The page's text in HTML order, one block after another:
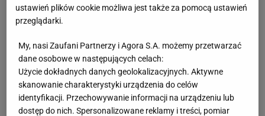
nowych rozwiązań i kilku zawodników, którzy dotąd
nie odgrywali znaczącej roli w kadrze. Podkreślał, że
nie ma lepszych okazji na takie rzeczy. Selekcjoner
dotrzymał słowa.
Choćby w starciu z Nigerią od pierwszej minuty
szansę otrzymał Kacper Potulski, dla którego był to
ustawień plików cookie możliwa jest także za pomocą ustawień
przeglądarki.
My, nasi Zaufani Partnerzy i Agora S.A. możemy przetwarzać
dane osobowe w następujących celach:
Użycie dokładnych danych geolokalizacyjnych. Aktywne
skanowanie charakterystyki urządzenia do celów
identyfikacji. Przechowywanie informacji na urządzeniu lub
dostęp do nich. Spersonalizowane reklamy i treści, pomiar